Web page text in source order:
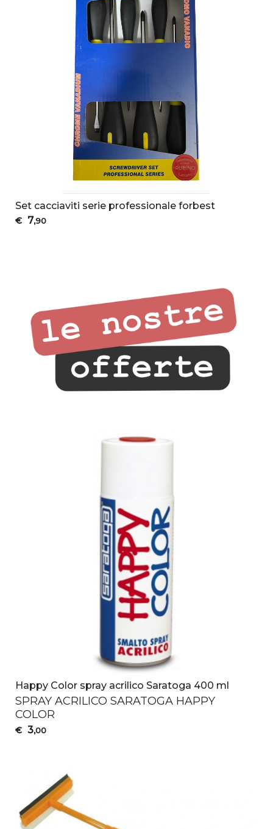
Set cacciaviti serie professionale forbest
€ 7,90
Happy Color spray acrilico Saratoga 400 ml
SPRAY ACRILICO SARATOGA HAPPY
COLOR
€ 3,00